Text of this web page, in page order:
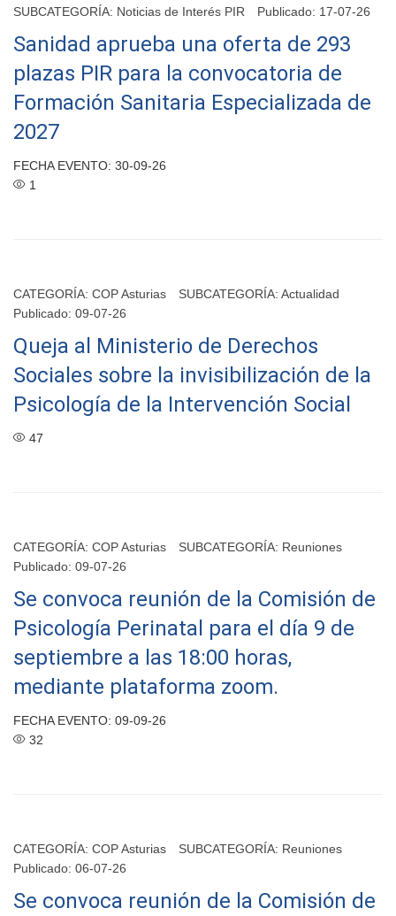
SUBCATEGORÍA: Noticias de Interés PIR Publicado: 17-07-26
Sanidad aprueba una oferta de 293
plazas PIR para la convocatoria de
Formación Sanitaria Especializada de
2027
FECHA EVENTO: 30-09-26
1
CATEGORÍA: COP Asturias SUBCATEGORÍA: Actualidad
Publicado: 09-07-26
Queja al Ministerio de Derechos
Sociales sobre la invisibilización de la
Psicología de la Intervención Social
47
CATEGORÍA: COP Asturias SUBCATEGORÍA: Reuniones
Publicado: 09-07-26
Se convoca reunión de la Comisión de
Psicología Perinatal para el día 9 de
septiembre a las 18:00 horas,
mediante plataforma zoom.
FECHA EVENTO: 09-09-26
32
CATEGORÍA: COP Asturias SUBCATEGORÍA: Reuniones
Publicado: 06-07-26
Se convoca reunión de la Comisión de